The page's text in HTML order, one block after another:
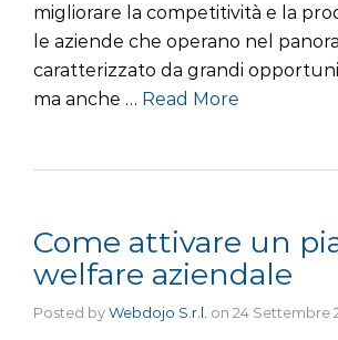
migliorare la competitività e la
le aziende che operano nel
caratterizzato da grandi
ma anche … Read More
Come attivare un
welfare aziendale
Posted byWebdojo S.r.l. on 24 Settembre